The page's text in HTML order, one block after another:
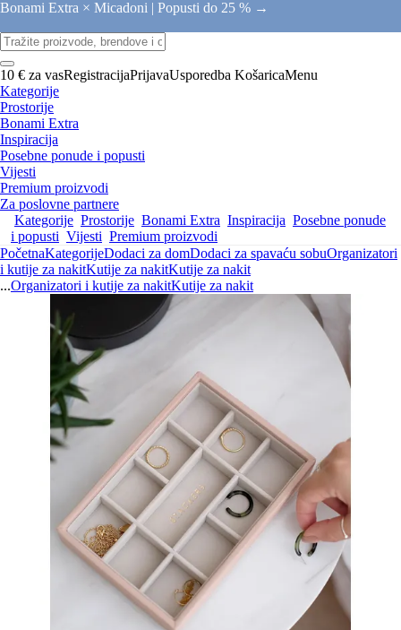
Bonami Extra × Micadoni | Popusti do 25 % →
10 € za vasRegistracijaPrijavaUsporedba KošaricaMenu
Kategorije
Prostorije
Bonami Extra
Inspiracija
Posebne ponude i popusti
Vijesti
Premium proizvodi
Za poslovne partnere
Kategorije Prostorije Bonami Extra Inspiracija Posebne ponude
i popusti Vijesti Premium proizvodi
PočetnaKategorijeDodaci za domDodaci za spavaću sobuOrganizatori
i kutije za nakitKutije za nakitKutije za nakit
...Organizatori i kutije za nakitKutije za nakit